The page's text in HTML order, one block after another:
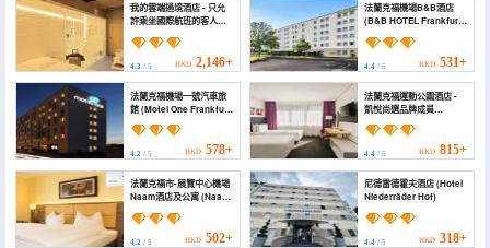
我的雲端過境酒店 - 只允
許乘坐國際航班的客人入
住！ (MY Cloud Transit
Hotel - Guests with
International Flight
Only!)
4.3 / 5 HKD 2,146+
法蘭克福機場B&B酒店
(B&B HOTEL Frankfurt-
Airport)
4.4/ 5 HKD 531+
法蘭克福機場一號汽車旅
館 (Motel One Frankfurt
Airport)
4.2 / 5 HKD 578+
法蘭克福運動公園酒店 -
凱悅尚選品牌成員
(Lindner Hotel
Frankfurt Sportpark)
4.4/ 5 HKD 815+
法蘭克福市-展覽中心機場
Naam酒店及公寓 (Naam
Frankfurt City-Messe
4.2 / 5 HKD 502+
尼德雷德霍夫酒店 (Hotel
Niederräder Hof)
4.4/ 5 HKD 318+